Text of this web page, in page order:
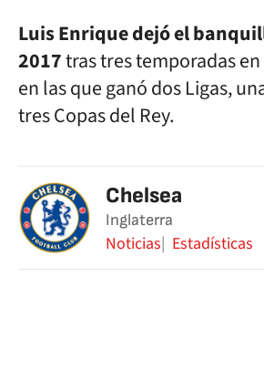
Luis Enrique dejó el
2017tras tres temporadas
en las que ganó dos Ligas,
tres Copas del Rey.
Chelsea
Inglaterra
Noticias Estadísticas